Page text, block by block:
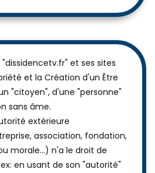
et ses sites
et la Création d'un Être
"citoyen", d'une "personne"
sans âme.
extérieure
association, fondation,
morale...) n'a le droit de
en usant de son "autorité"